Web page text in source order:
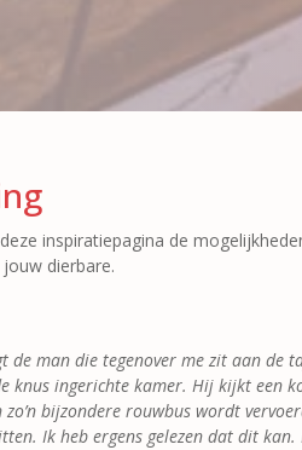
inspiratiepagina de
dierbare.​
de man die tegenover me zit aan de
knus ingerichte kamer. Hij kijkt een
bijzondere rouwbus wordt
Ik heb ergens gelezen dat dit kan.